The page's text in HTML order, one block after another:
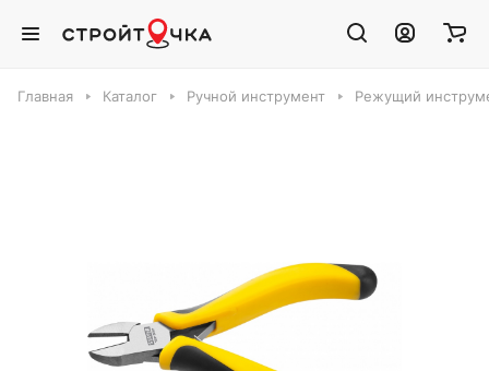
Главная Каталог Ручной инструмент Режущий